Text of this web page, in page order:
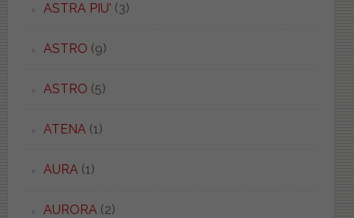
ASTRA PIU' (3)
ASTRO (9)
ASTRO (5)
ATENA(1)
AURA(1)
AURORA(2)